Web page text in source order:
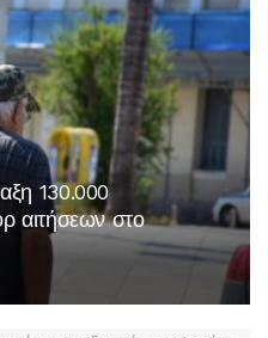
130.000
αιτήσεων στο